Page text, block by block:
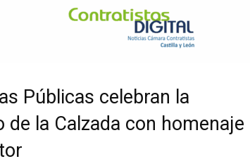
Públicas celebran la
la Calzada con homenaje